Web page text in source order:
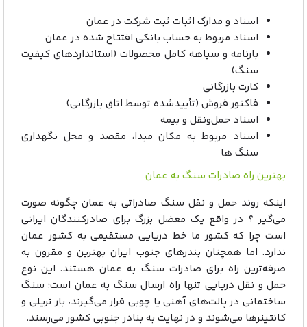
اسناد و مدارک اثبات ثبت شرکت در عمان
اسناد مربوط به حساب بانکی افتتاح شده در عمان
بارنامه و سیاهه کامل محصولات (استانداردهای کیفیت
سنگ)
کارت بازرگانی
فاکتور فروش (تأییدشده توسط اتاق بازرگانی)
اسناد حمل‌ونقل و بیمه
اسناد مربوط به مکان مبدا، مقصد و محل نگهداری
سنگ ها
بهترین راه صادرات سنگ به عمان
اینکه روند حمل و نقل سنگ صادراتی به عمان چگونه صورت
می‌گیر ؟ در واقع یک معضل بزرگ برای صادرکنندگان ایرانی
است چرا که کشور ما خط دریایی مستقیمی به کشور عمان
ندارد. اما همچنان بندرهای جنوب ایران بهترین و مقرون به
صرفه‌ترین راه برای صادرات سنگ به عمان هستند. این نوع
حمل و نقل دریایی تنها راه ارسال سنگ به عمان است؛ سنگ
ساختمانی در پالت‌های آهنی یا چوبی قرار می‌گیرند، بار تریلی و
کانتینرها می‌شوند و در نهایت به بنادر جنوبی کشور می‌رسند.